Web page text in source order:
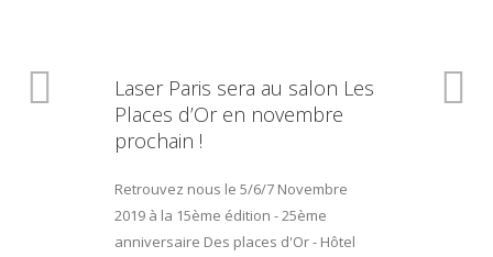
Laser Paris sera au salon Les
Places d’Or en novembre
prochain !
Retrouvez nous le 5/6/7 Novembre
2019 à la 15ème édition - 25ème
anniversaire Des places d'Or - Hôtel